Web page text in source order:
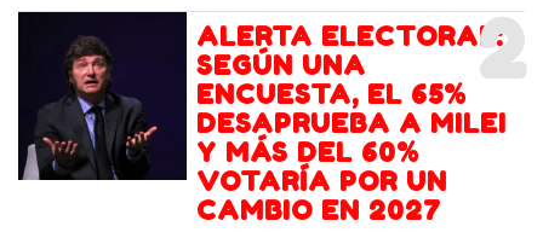
2
ALERTA ELECTORAL:
SEGÚN UNA
ENCUESTA, EL 65%
DESAPRUEBA A MILEI
Y MÁS DEL 60%
VOTARÍA POR UN
CAMBIO EN 2027